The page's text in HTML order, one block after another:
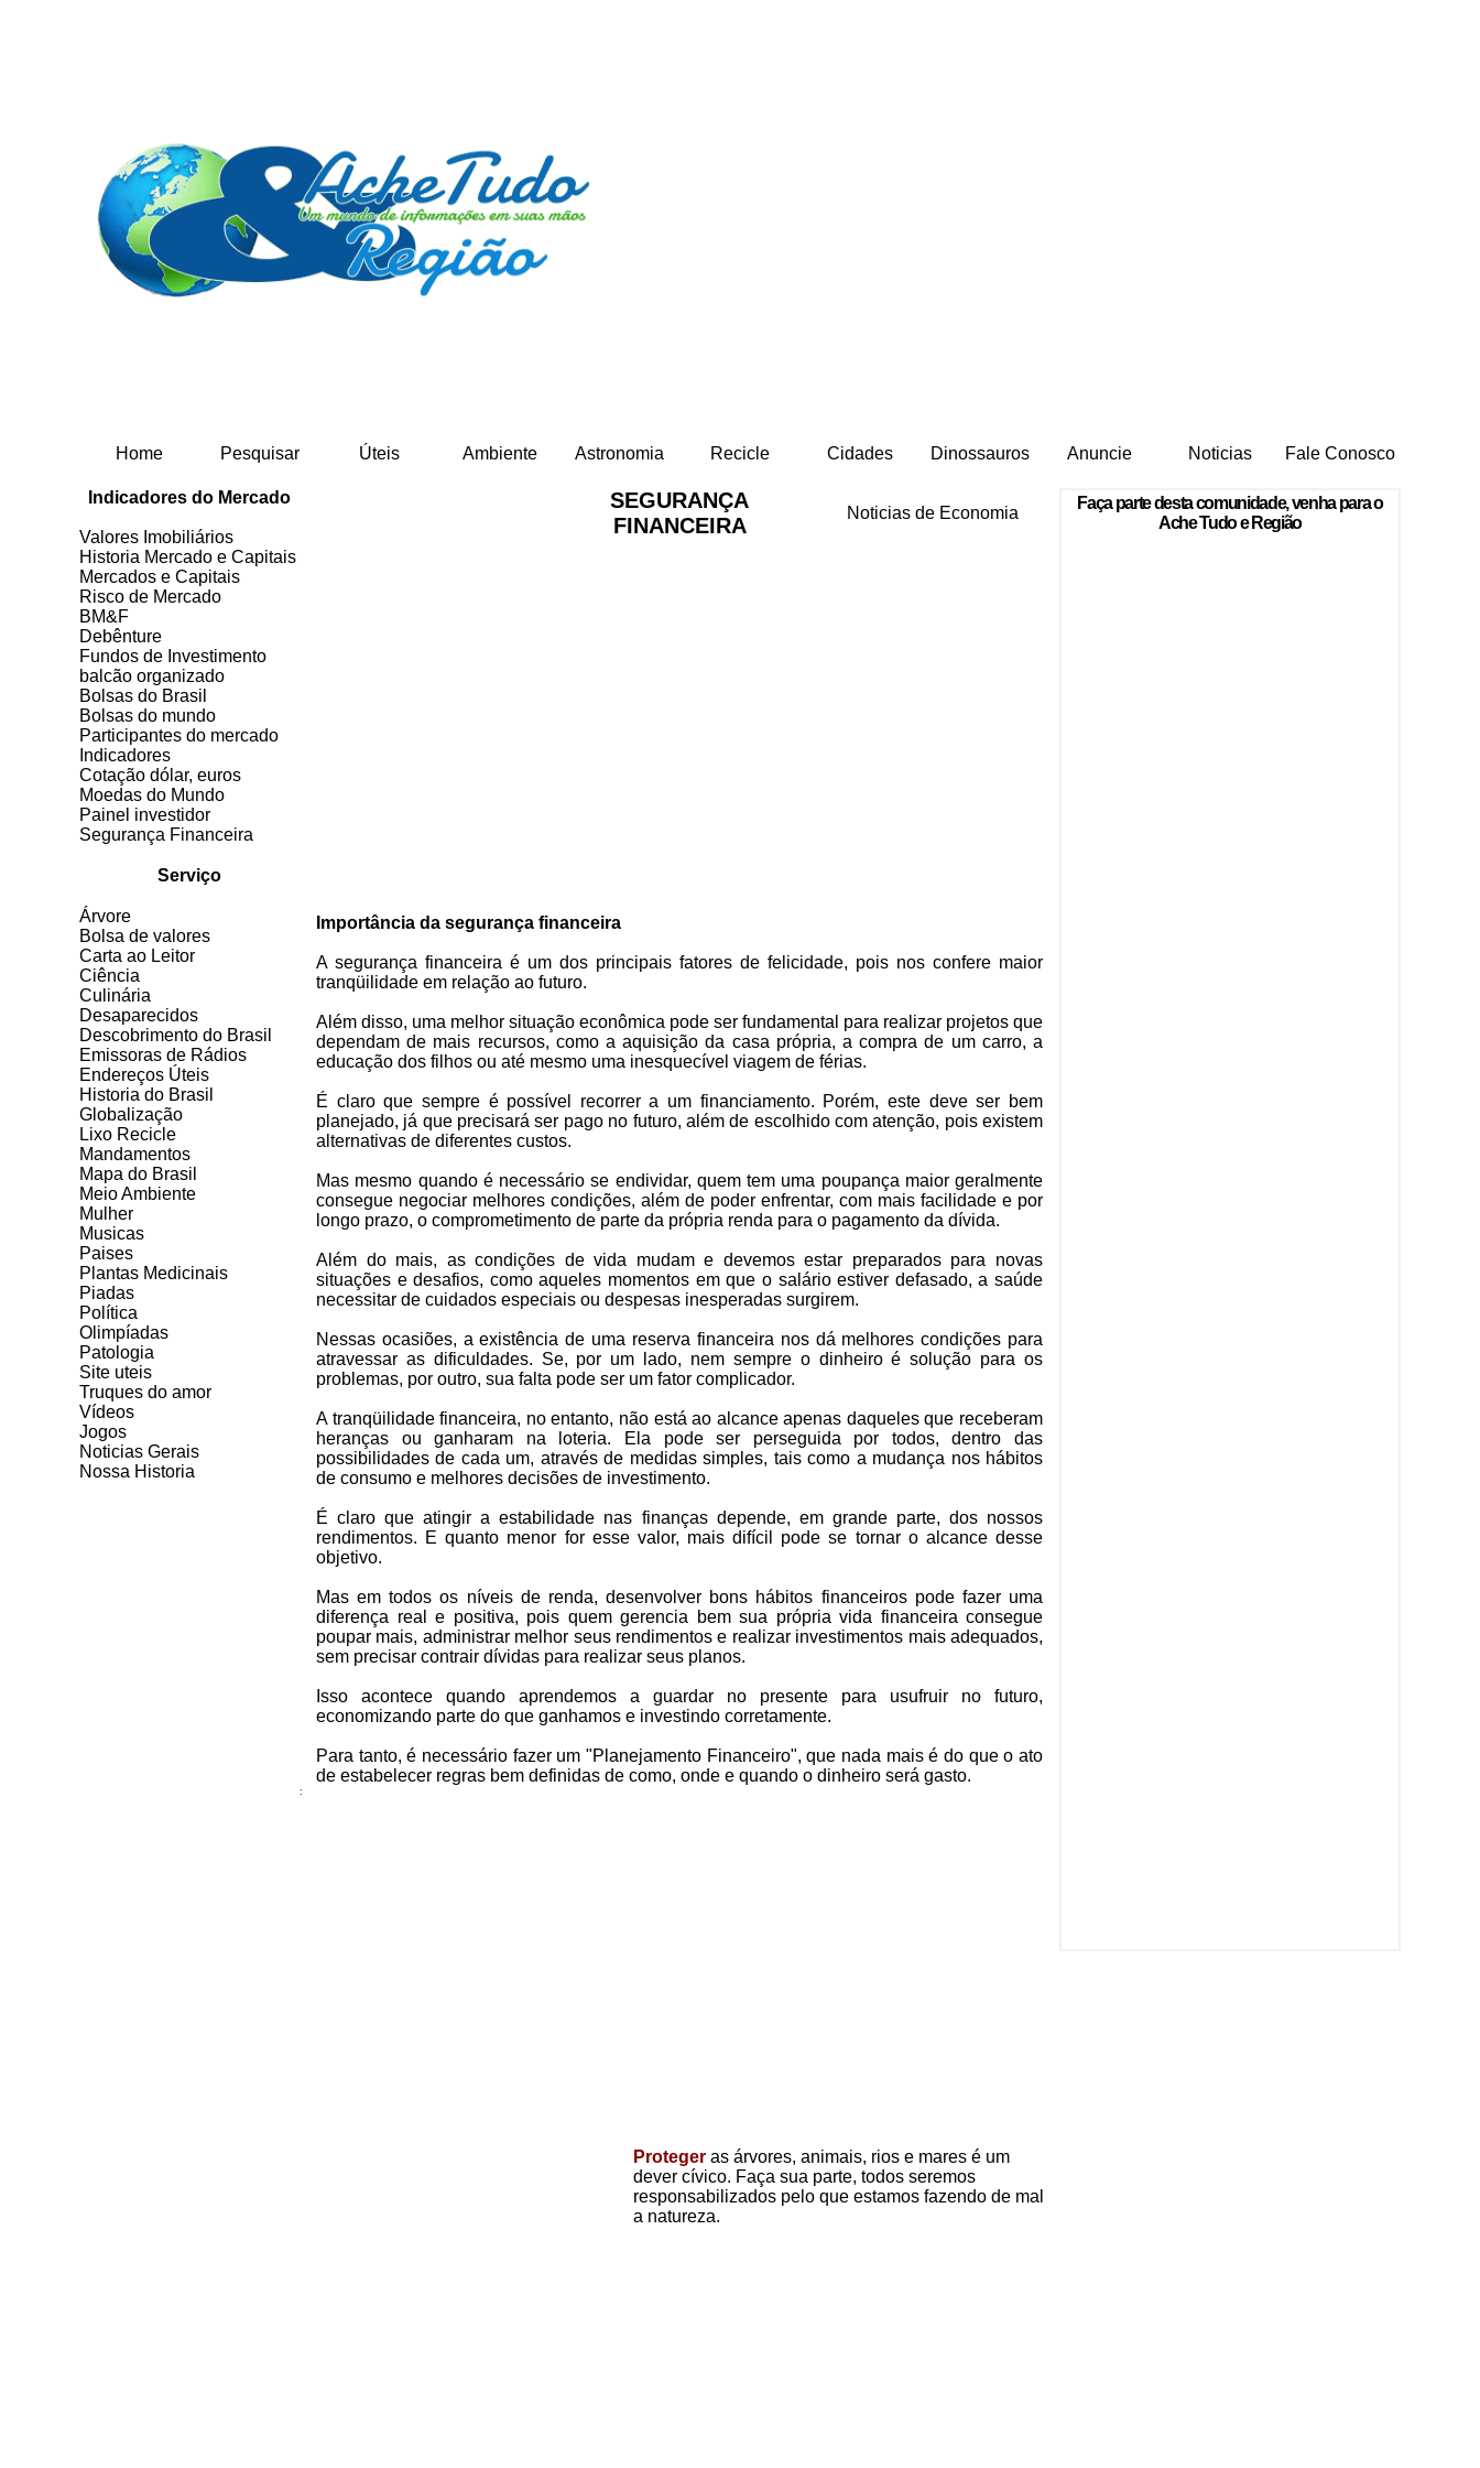
Home Pesquisar Úteis Ambiente Astronomia Recicle Cidades Dinossauros Anuncie Noticias Fale Conosco
Indicadores do Mercado
Valores Imobiliários
Historia Mercado e Capitais
Mercados e Capitais
Risco de Mercado
BM&F
Debênture
Fundos de Investimento
balcão organizado
Bolsas do Brasil
Bolsas do mundo
Participantes do mercado
Indicadores
Cotação dólar, euros
Moedas do Mundo
Painel investidor
Segurança Financeira
Serviço
Árvore
Bolsa de valores
Carta ao Leitor
Ciência
Culinária
Desaparecidos
Descobrimento do Brasil
Emissoras de Rádios
Endereços Úteis
Historia do Brasil
Globalização
Lixo Recicle
Mandamentos
Mapa do Brasil
Meio Ambiente
Mulher
Musicas
Paises
Plantas Medicinais
Piadas
Política
Olimpíadas
Patologia
Site uteis
Truques do amor
Vídeos
Jogos
Noticias Gerais
Nossa Historia
SEGURANÇA
FINANCEIRA
Noticias de Economia
Importância da segurança financeira
A segurança financeira é um dos principais fatores de felicidade, pois nos confere maior
tranqüilidade em relação ao futuro.
Além disso, uma melhor situação econômica pode ser fundamental para realizar projetos que
dependam de mais recursos, como a aquisição da casa própria, a compra de um carro, a
educação dos filhos ou até mesmo uma inesquecível viagem de férias.
É claro que sempre é possível recorrer a um financiamento. Porém, este deve ser bem
planejado, já que precisará ser pago no futuro, além de escolhido com atenção, pois existem
alternativas de diferentes custos.
Mas mesmo quando é necessário se endividar, quem tem uma poupança maior geralmente
consegue negociar melhores condições, além de poder enfrentar, com mais facilidade e por
longo prazo, o comprometimento de parte da própria renda para o pagamento da dívida.
Além do mais, as condições de vida mudam e devemos estar preparados para novas
situações e desafios, como aqueles momentos em que o salário estiver defasado, a saúde
necessitar de cuidados especiais ou despesas inesperadas surgirem.
Nessas ocasiões, a existência de uma reserva financeira nos dá melhores condições para
atravessar as dificuldades. Se, por um lado, nem sempre o dinheiro é solução para os
problemas, por outro, sua falta pode ser um fator complicador.
A tranqüilidade financeira, no entanto, não está ao alcance apenas daqueles que receberam
heranças ou ganharam na loteria. Ela pode ser perseguida por todos, dentro das
possibilidades de cada um, através de medidas simples, tais como a mudança nos hábitos
de consumo e melhores decisões de investimento.
É claro que atingir a estabilidade nas finanças depende, em grande parte, dos nossos
rendimentos. E quanto menor for esse valor, mais difícil pode se tornar o alcance desse
objetivo.
Mas em todos os níveis de renda, desenvolver bons hábitos financeiros pode fazer uma
diferença real e positiva, pois quem gerencia bem sua própria vida financeira consegue
poupar mais, administrar melhor seus rendimentos e realizar investimentos mais adequados,
sem precisar contrair dívidas para realizar seus planos.
Isso acontece quando aprendemos a guardar no presente para usufruir no futuro,
economizando parte do que ganhamos e investindo corretamente.
Para tanto, é necessário fazer um "Planejamento Financeiro", que nada mais é do que o ato
de estabelecer regras bem definidas de como, onde e quando o dinheiro será gasto.
:
Proteger as árvores, animais, rios e mares é um
dever cívico. Faça sua parte, todos seremos
responsabilizados pelo que estamos fazendo de mal
a natureza.
Faça parte desta comunidade, venha para o
Ache Tudo e Região